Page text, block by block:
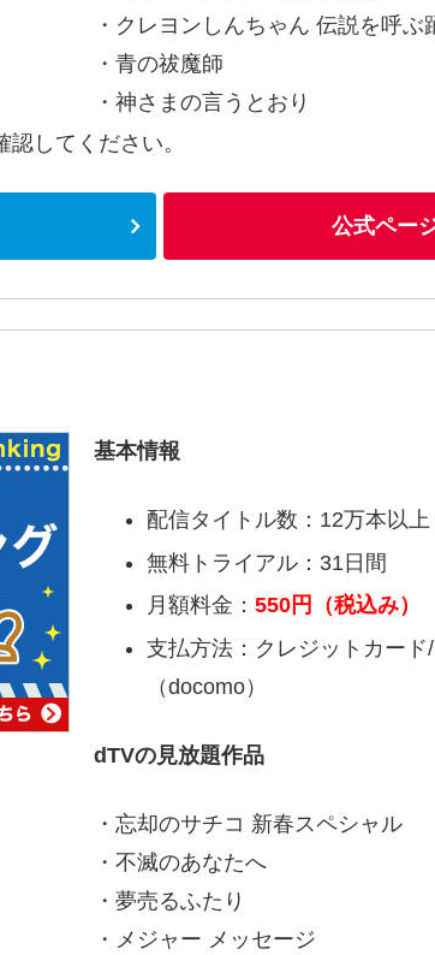
・クレヨンしんちゃん 伝説を呼ぶ
・青の祓魔師
・神さまの言うとおり
してください。
公式ペー
基本情報
配信タイトル数：12万本以上
無料トライアル：31日間
月額料金： 550円（税込み）
支払方法：クレジットカード
（docomo）
dTVの見放題作品
・忘却のサチコ 新春スペシャル
・不滅のあなたへ
・夢売るふたり
・メジャー メッセージ